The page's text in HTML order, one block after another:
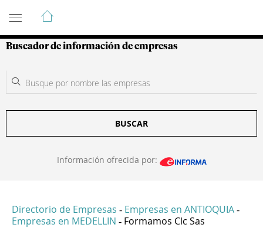
Guía de Empresas Colombianas
Buscador de información de empresas
BUSCAR
Información ofrecida por:
Directorio de Empresas - Empresas en ANTIOQUIA -
Empresas en MEDELLIN - Formamos Clc Sas